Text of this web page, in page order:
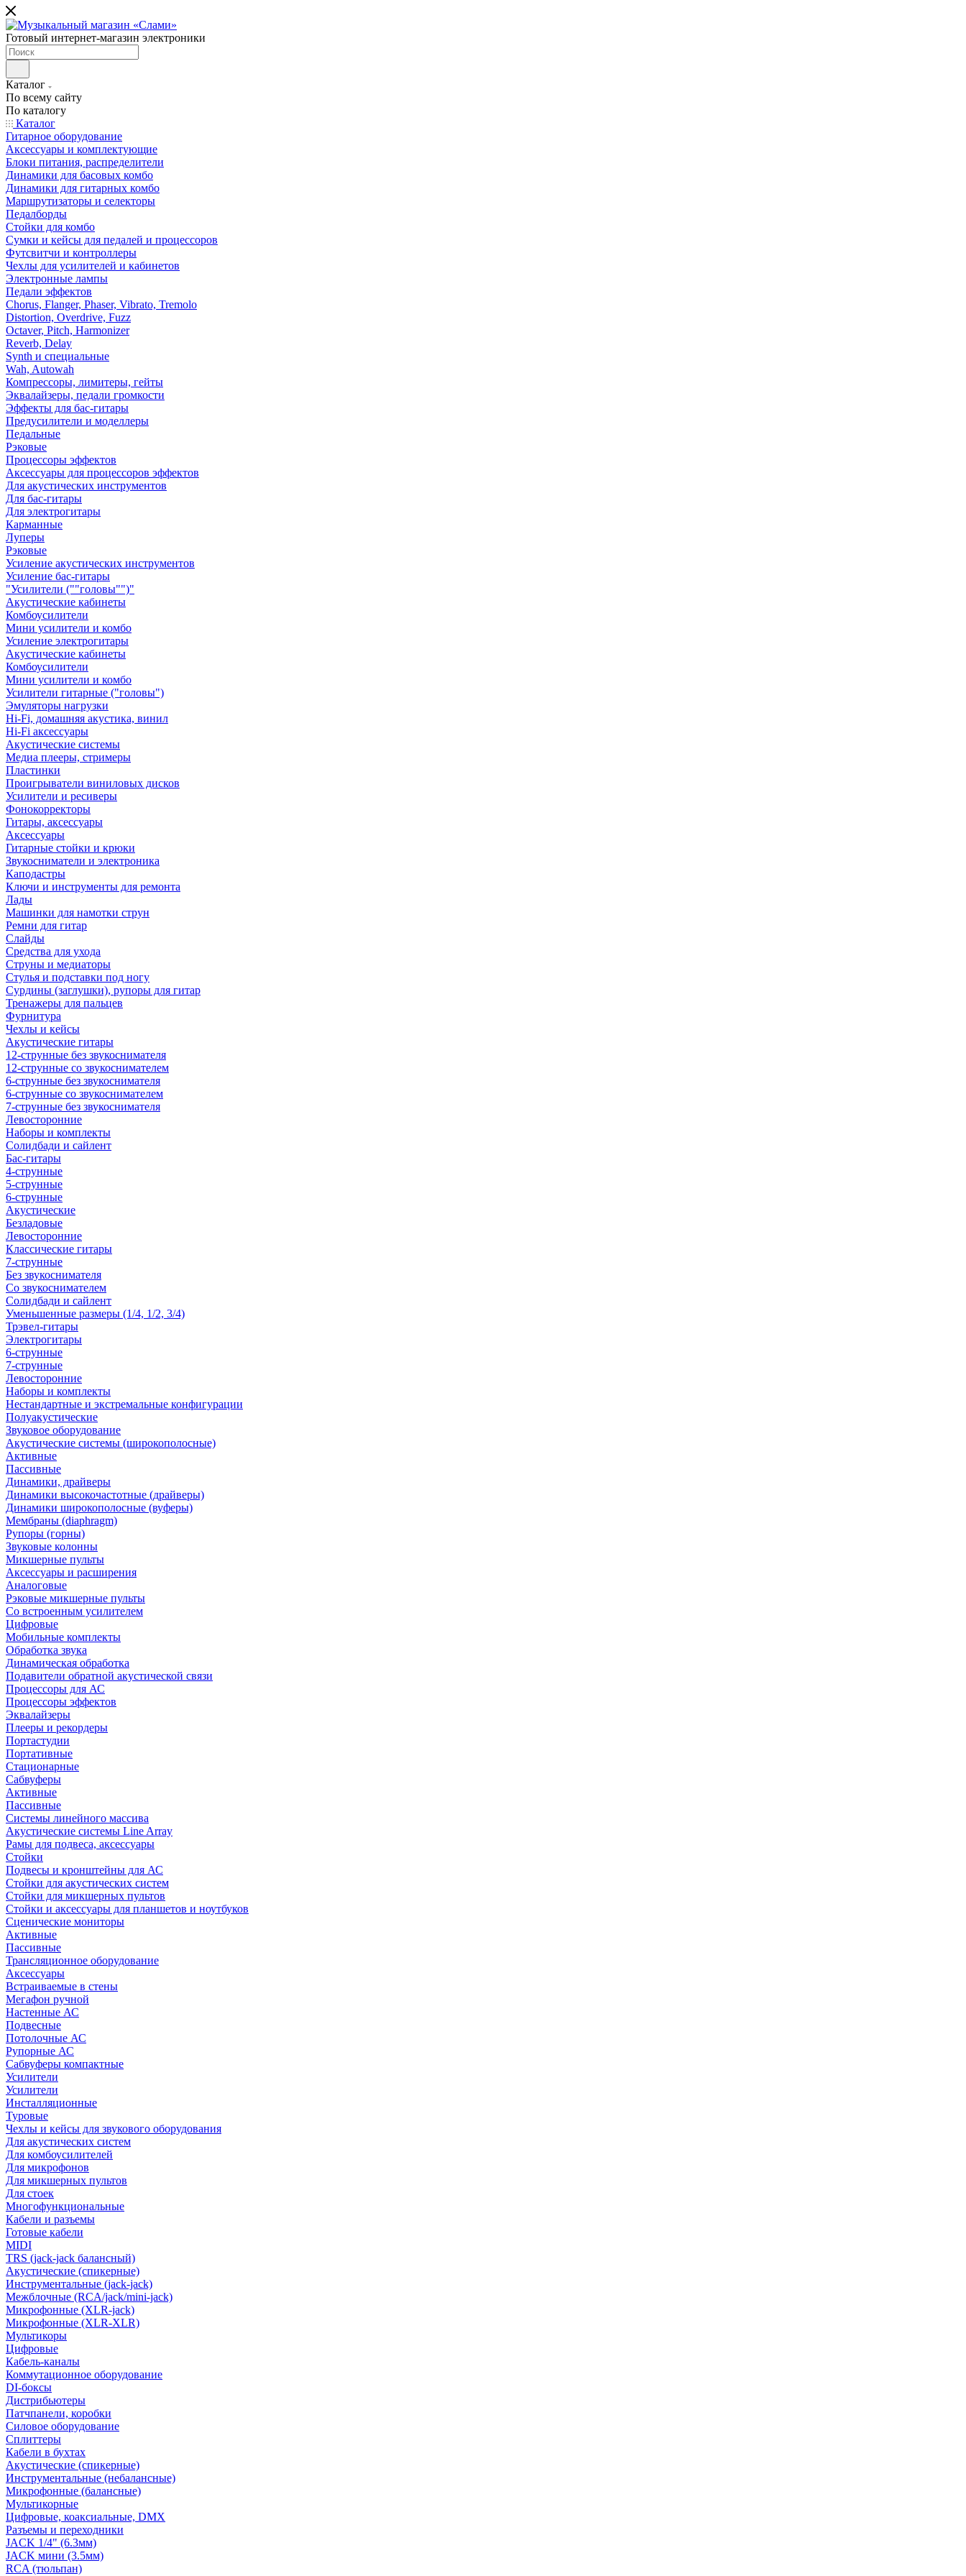
Готовый интернет-магазин электроники
Каталог
По всему сайту
По каталогу
Каталог
Гитарное оборудование
Аксессуары и комплектующие
Блоки питания, распределители
Динамики для басовых комбо
Динамики для гитарных комбо
Маршрутизаторы и селекторы
Педалборды
Стойки для комбо
Сумки и кейсы для педалей и процессоров
Футсвитчи и контроллеры
Чехлы для усилителей и кабинетов
Электронные лампы
Педали эффектов
Chorus, Flanger, Phaser, Vibrato, Tremolo
Distortion, Overdrive, Fuzz
Octaver, Pitch, Harmonizer
Reverb, Delay
Synth и специальные
Wah, Autowah
Компрессоры, лимитеры, гейты
Эквалайзеры, педали громкости
Эффекты для бас-гитары
Предусилители и моделлеры
Педальные
Рэковые
Процессоры эффектов
Аксессуары для процессоров эффектов
Для акустических инструментов
Для бас-гитары
Для электрогитары
Карманные
Луперы
Рэковые
Усиление акустических инструментов
Усиление бас-гитары
"Усилители (""головы"")"
Акустические кабинеты
Комбоусилители
Мини усилители и комбо
Усиление электрогитары
Акустические кабинеты
Комбоусилители
Мини усилители и комбо
Усилители гитарные ("головы")
Эмуляторы нагрузки
Hi-Fi, домашняя акустика, винил
Hi-Fi аксессуары
Акустические системы
Медиа плееры, стримеры
Пластинки
Проигрыватели виниловых дисков
Усилители и ресиверы
Фонокорректоры
Гитары, аксессуары
Аксессуары
Гитарные стойки и крюки
Звукосниматели и электроника
Каподастры
Ключи и инструменты для ремонта
Лады
Машинки для намотки струн
Ремни для гитар
Слайды
Средства для ухода
Струны и медиаторы
Стулья и подставки под ногу
Сурдины (заглушки), рупоры для гитар
Тренажеры для пальцев
Фурнитура
Чехлы и кейсы
Акустические гитары
12-струнные без звукоснимателя
12-струнные со звукоснимателем
6-струнные без звукоснимателя
6-струнные со звукоснимателем
7-струнные без звукоснимателя
Левосторонние
Наборы и комплекты
Солидбади и сайлент
Бас-гитары
4-струнные
5-струнные
6-струнные
Акустические
Безладовые
Левосторонние
Классические гитары
7-струнные
Без звукоснимателя
Со звукоснимателем
Солидбади и сайлент
Уменьшенные размеры (1/4, 1/2, 3/4)
Трэвел-гитары
Электрогитары
6-струнные
7-струнные
Левосторонние
Наборы и комплекты
Нестандартные и экстремальные конфигурации
Полуакустические
Звуковое оборудование
Акустические системы (широкополосные)
Активные
Пассивные
Динамики, драйверы
Динамики высокочастотные (драйверы)
Динамики широкополосные (вуферы)
Мембраны (diaphragm)
Рупоры (горны)
Звуковые колонны
Микшерные пульты
Аксессуары и расширения
Аналоговые
Рэковые микшерные пульты
Со встроенным усилителем
Цифровые
Мобильные комплекты
Обработка звука
Динамическая обработка
Подавители обратной акустической связи
Процессоры для АС
Процессоры эффектов
Эквалайзеры
Плееры и рекордеры
Портастудии
Портативные
Стационарные
Сабвуферы
Активные
Пассивные
Системы линейного массива
Акустические системы Line Array
Рамы для подвеса, аксессуары
Стойки
Подвесы и кронштейны для АС
Стойки для акустических систем
Стойки для микшерных пультов
Стойки и аксессуары для планшетов и ноутбуков
Сценические мониторы
Активные
Пассивные
Трансляционное оборудование
Аксессуары
Встраиваемые в стены
Мегафон ручной
Настенные АС
Подвесные
Потолочные АС
Рупорные АС
Сабвуферы компактные
Усилители
Усилители
Инсталляционные
Туровые
Чехлы и кейсы для звукового оборудования
Для акустических систем
Для комбоусилителей
Для микрофонов
Для микшерных пультов
Для стоек
Многофункциональные
Кабели и разъемы
Готовые кабели
MIDI
TRS (jack-jack балансный)
Акустические (спикерные)
Инструментальные (jack-jack)
Межблочные (RCA/jack/mini-jack)
Микрофонные (XLR-jack)
Микрофонные (XLR-XLR)
Мультикоры
Цифровые
Кабель-каналы
Коммутационное оборудование
DI-боксы
Дистрибьютеры
Патчпанели, коробки
Силовое оборудование
Сплиттеры
Кабели в бухтах
Акустические (спикерные)
Инструментальные (небалансные)
Микрофонные (балансные)
Мультикорные
Цифровые, коаксиальные, DMX
Разъемы и переходники
JACK 1/4" (6.3мм)
JACK мини (3.5мм)
RCA (тюльпан)